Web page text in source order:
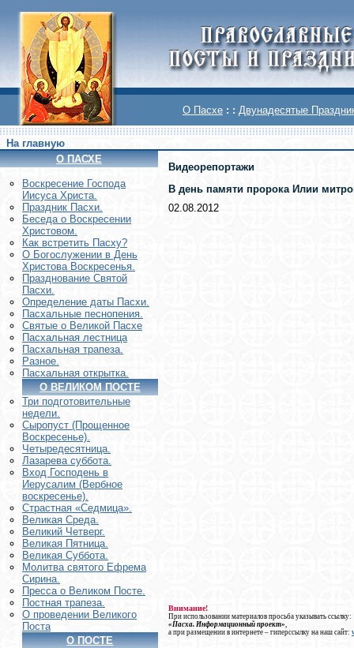
О Пасхе : : Двунадесятые
На главную
О ПАСХЕ
Воскреcение Господа
Иисуса Христа.
Праздник Пасхи.
Беседа о Воскресении
Христовом.
Как встретить Пасху?
О Богослужении в День
Христова Воскресенья.
Празднование Святой
Пасхи.
Определение даты Пасхи.
Пасхальные песнопения.
Святые о Великой Пасхе
Пасхальная лестница
Пасхальная трапеза.
Разное.
Пасхальная открытка.
О ВЕЛИКОМ ПОСТЕ
Три подготовительные
недели.
Сыропуст (Прощенное
Воскресенье).
Четыредесятница.
Лазарева суббота.
Вход Господень в
Иерусалим (Вербное
воскресенье).
Страстная «Седмица».
Великая Среда.
Великий Четверг.
Великая Пятница.
Великая Суббота.
Молитва святого Ефрема
Сирина.
Пресса о Великом Посте.
Постная трапеза.
О проведении Великого
Поста
О ПОСТЕ
Видеорепортажи
В день памяти пророка Илии
02.08.2012
Внимание!
При использовании материалов просьба указывать ссылку:
«Пасха. Информационный проект»
а при размещении в интернете – гиперссылку на наш сайт: